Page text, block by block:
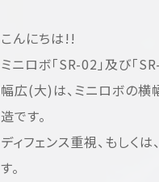
こんにちは!!
ミニロボ「SR-02」及び「
幅広(大)は、ミニロボの
造です。
ディフェンス重視、もしく
す。